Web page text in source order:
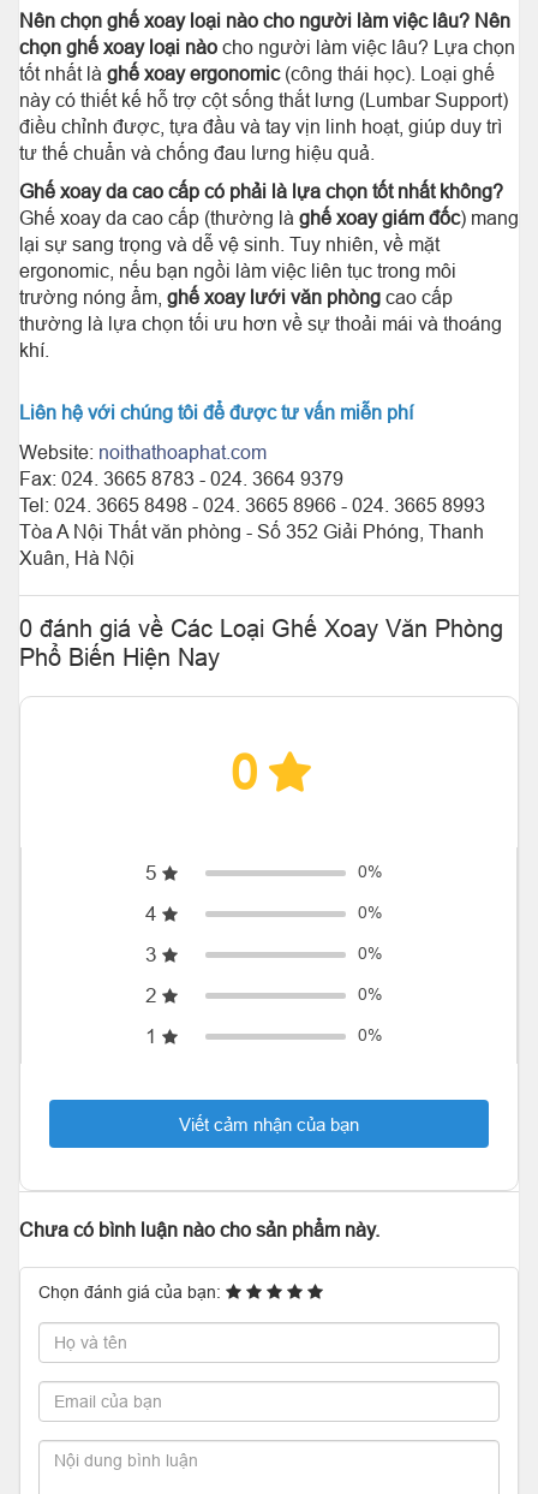
Nên chọn ghế xoay loại nào cho người làm việc lâu? Nên
chọn ghế xoay loại nào cho người làm việc lâu? Lựa chọn
tốt nhất là ghế xoay ergonomic(công thái học). Loại ghế
này có thiết kế hỗ trợ cột sống thắt lưng (Lumbar Support)
điều chỉnh được, tựa đầu và tay vịn linh hoạt, giúp duy trì
tư thế chuẩn và chống đau lưng hiệu quả.
Ghế xoay da cao cấp có phải là lựa chọn tốt nhất không?
Ghế xoay da cao cấp (thường là ghế xoay giám đốc) mang
lại sự sang trọng và dễ vệ sinh. Tuy nhiên, về mặt
ergonomic, nếu bạn ngồi làm việc liên tục trong môi
trường nóng ẩm, ghế xoay lưới văn phòng cao cấp
thường là lựa chọn tối ưu hơn về sự thoải mái và thoáng
khí.
Liên hệ với chúng tôi để được tư vấn miễn phí
Website: noithathoaphat.com
Fax: 024. 3665 8783 - 024. 3664 9379
Tel: 024. 3665 8498 - 024. 3665 8966 - 024. 3665 8993
Tòa A Nội Thất văn phòng - Số 352 Giải Phóng, Thanh
Xuân, Hà Nội
0 đánh giá về Các Loại Ghế Xoay Văn Phòng
Phổ Biến Hiện Nay
0
5 0%
4 0%
3 0%
2 0%
1 0%
Viết cảm nhận của bạn
Chưa có bình luận nào cho sản phẩm này.
Chọn đánh giá của bạn: